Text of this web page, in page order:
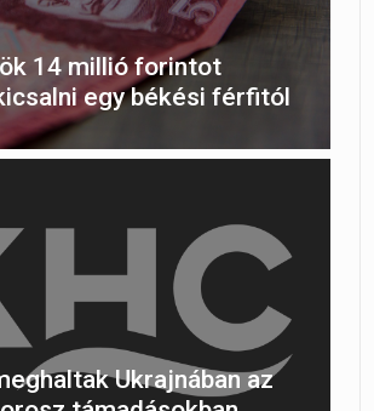
14 millió forintot
egy békési férfitól
Ukrajnában az